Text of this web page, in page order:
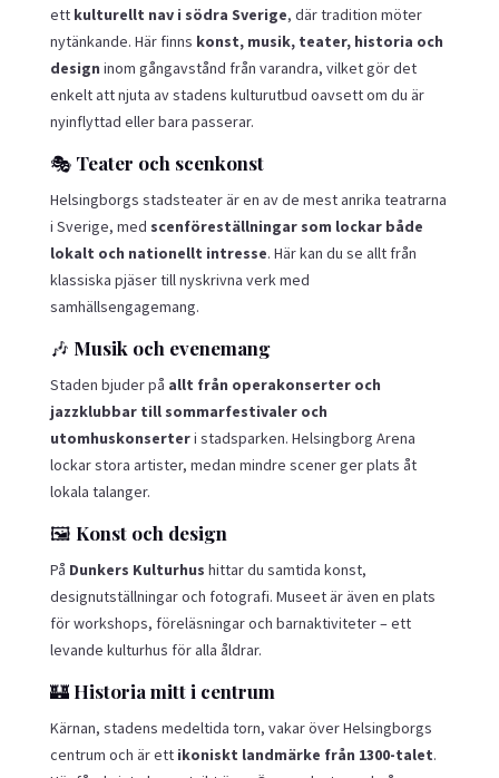
ett kulturellt nav i södra Sverige, där tradition möter
nytänkande. Här finns konst, musik, teater, historia och
design inom gångavstånd från varandra, vilket gör det
enkelt att njuta av stadens kulturutbud oavsett om du är
nyinflyttad eller bara passerar.
🎭 Teater och scenkonst
Helsingborgs stadsteater är en av de mest anrika teatrarna
i Sverige, med scenföreställningar som lockar både
lokalt och nationellt intresse. Här kan du se allt från
klassiska pjäser till nyskrivna verk med
samhällsengagemang.
🎶 Musik och evenemang
Staden bjuder på allt från operakonserter och
jazzklubbar till sommarfestivaler och
utomhuskonserteri stadsparken. Helsingborg Arena
lockar stora artister, medan mindre scener ger plats åt
lokala talanger.
🖼 Konst och design
På Dunkers Kulturhus hittar du samtida konst,
designutställningar och fotografi. Museet är även en plats
för workshops, föreläsningar och barnaktiviteter – ett
levande kulturhus för alla åldrar.
🏰 Historia mitt i centrum
Kärnan, stadens medeltida torn, vakar över Helsingborgs
centrum och är ett ikoniskt landmärke från 1300-talet.